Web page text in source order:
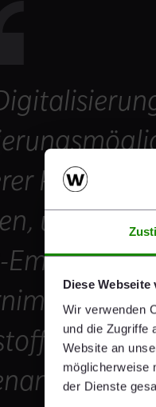
Diese
Wir verwenden
und die Zugriffe
Website an
möglicherweise
der Dienste
um rasch
Emissionen